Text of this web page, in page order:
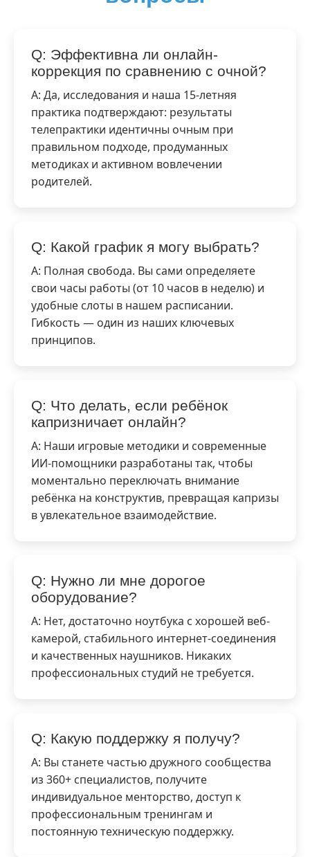
Q: Эффективна ли онлайн-
коррекция по сравнению с очной?
A: Да, исследования и наша 15-летняя
практика подтверждают: результаты
телепрактики идентичны очным при
правильном подходе, продуманных
методиках и активном вовлечении
родителей.
Q: Какой график я могу выбрать?
A: Полная свобода. Вы сами определяете
свои часы работы (от 10 часов в неделю) и
удобные слоты в нашем расписании.
Гибкость — один из наших ключевых
принципов.
Q: Что делать, если ребёнок
капризничает онлайн?
A: Наши игровые методики и современные
ИИ-помощники разработаны так, чтобы
моментально переключать внимание
ребёнка на конструктив, превращая капризы
в увлекательное взаимодействие.
Q: Нужно ли мне дорогое
оборудование?
A: Нет, достаточно ноутбука с хорошей веб-
камерой, стабильного интернет-соединения
и качественных наушников. Никаких
профессиональных студий не требуется.
Q: Какую поддержку я получу?
A: Вы станете частью дружного сообщества
из 360+ специалистов, получите
индивидуальное менторство, доступ к
профессиональным тренингам и
постоянную техническую поддержку.